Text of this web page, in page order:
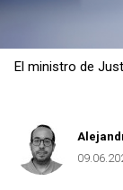
El ministro de